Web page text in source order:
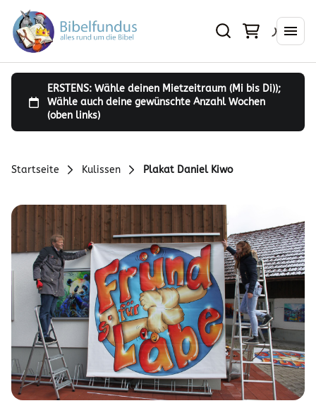
Startseite Kulissen Plakat Daniel Kiwo